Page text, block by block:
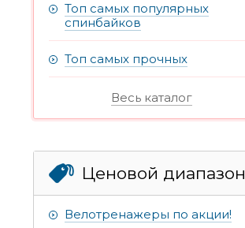
Топ самых популярных
спинбайков
Топ самых прочных
Весь каталог
Ценовой диапазон
Велотренажеры по акции!